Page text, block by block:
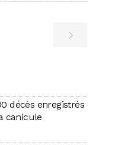
décès enregistrés
canicule